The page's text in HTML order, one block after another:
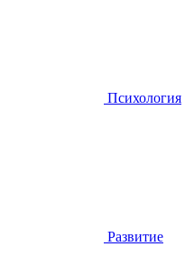
Психология
Развитие